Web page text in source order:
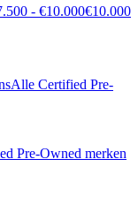
- €10.000€10.000
Alle Certified Pre-
Pre-Owned merken